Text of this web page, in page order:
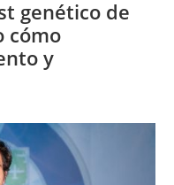
genético de
cómo
y